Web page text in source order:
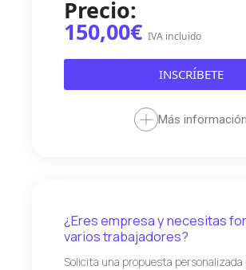
Precio:
150,00€ IVA incluido
INSCRÍBETE
Más información
¿Eres empresa y necesitas
varios trabajadores?
Solicita una propuesta personalizada